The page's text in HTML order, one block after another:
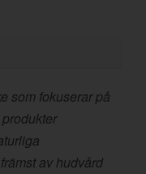
som fokuserar på
av hudvård